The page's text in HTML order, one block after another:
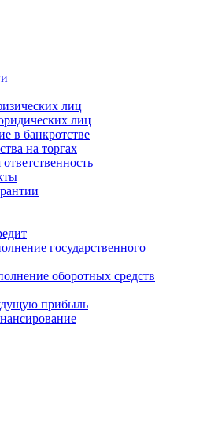
лиц
лиц
в банкротстве
на торгах
государственного
оборотных средств
прибыль